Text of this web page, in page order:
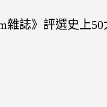
雜誌》評選史上